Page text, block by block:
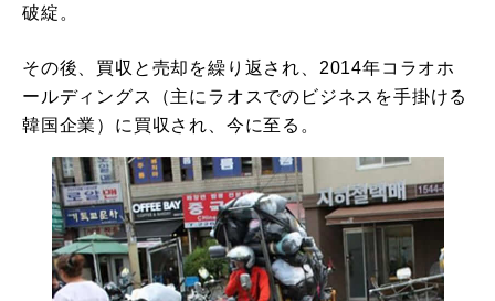
破綻。
その後、買収と売却を繰り返され、2014年コラオホ
ールディングス（主にラオスでのビジネスを手掛ける
韓国企業）に買収され、今に至る。